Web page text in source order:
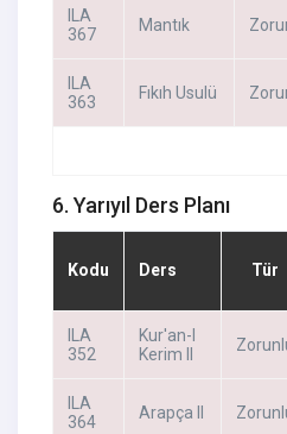
ILA
367
Mantık
ILA
363
Fıkıh Usulü
6. Yarıyıl Ders Planı
Kodu Ders Tür
ILA
352
Kur'an-I
Kerim II
ILA
364
Arapça II